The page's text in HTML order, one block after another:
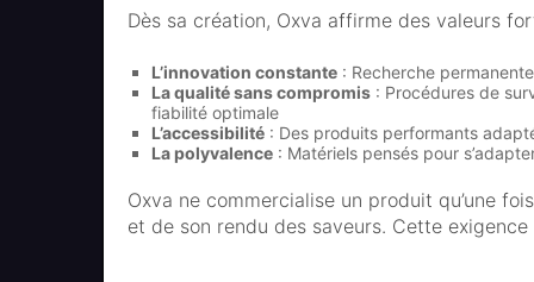
Dès sa création, Oxva affirme des valeurs
L’innovation constante : Recherche
La qualité sans compromis : Procédures de
fiabilité optimale
L’accessibilité : Des produits performants
La polyvalence : Matériels pensés pour
Oxva ne commercialise un produit qu’une
et de son rendu des saveurs. Cette